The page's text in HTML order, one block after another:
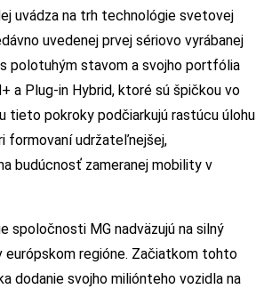
uvádza na trh technológie svetovej
uvedenej prvej sériovo vyrábanej
polotuhým stavom a svojho portfólia
a Plug-in Hybrid, ktoré sú špičkou vo
tieto pokroky podčiarkujú rastúcu úlohu
formovaní udržateľnejšej,
budúcnosť zameranej mobility v
spoločnosti MG nadväzujú na silný
európskom regióne. Začiatkom tohto
dodanie svojho miliónteho vozidla na